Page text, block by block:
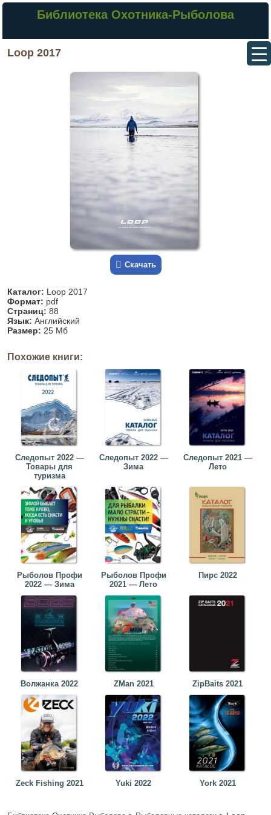
Библиотека Охотника-Рыболова
Loop 2017
Скачать
Каталог: Loop 2017
Формат: pdf
Страниц: 88
Язык: Английский
Размер: 25 Мб
Похожие книги:
Следопыт 2022 —
Товары для
туризма
Следопыт 2022 —
Зима
Следопыт 2021 —
Лето
Рыболов Профи
2022 — Зима
Рыболов Профи
2021 — Лето
Пирс 2022
Волжанка 2022 ZMan 2021 ZipBaits 2021
Zeck Fishing 2021 Yuki 2022 York 2021